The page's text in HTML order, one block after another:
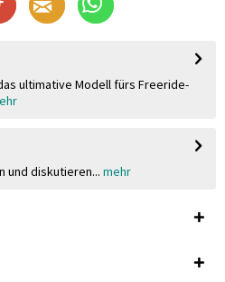
ultimative Modell fürs Freeride-
und diskutieren... mehr